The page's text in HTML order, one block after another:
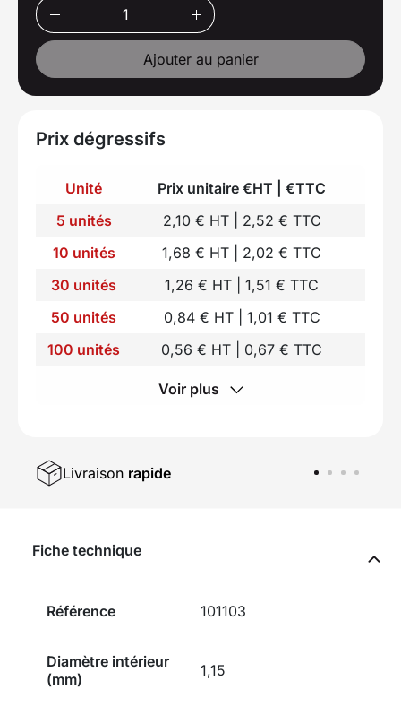
Ajouter au panier
Prix dégressifs
Unité
Prix unitaire €HT | €TTC
5 unités
2,10 € HT | 2,52 € TTC
10 unités
1,68 € HT | 2,02 € TTC
30 unités
1,26 € HT | 1,51 € TTC
50 unités
0,84 € HT | 1,01 € TTC
100 unités
0,56 € HT | 0,67 € TTC
Voir plus
Livraison rapide
Fiche technique
Référence 101103
Diamètre intérieur
(mm)
1,15